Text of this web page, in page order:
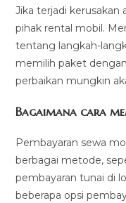
Jika terjadi kerusakan
pihak rental mobil.
tentang langkah-
memilih paket
perbaikan mungkin
Bagaimana cara
Pembayaran sewa
berbagai metode,
pembayaran tunai di
beberapa opsi